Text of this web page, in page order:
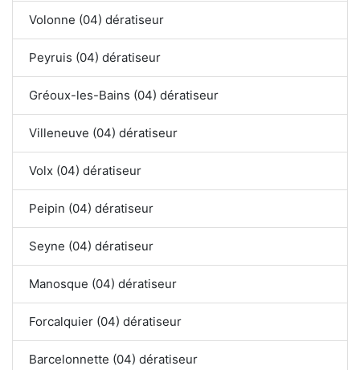
Volonne (04) dératiseur
Peyruis (04) dératiseur
Gréoux-les-Bains (04) dératiseur
Villeneuve (04) dératiseur
Volx (04) dératiseur
Peipin (04) dératiseur
Seyne (04) dératiseur
Manosque (04) dératiseur
Forcalquier (04) dératiseur
Barcelonnette (04) dératiseur